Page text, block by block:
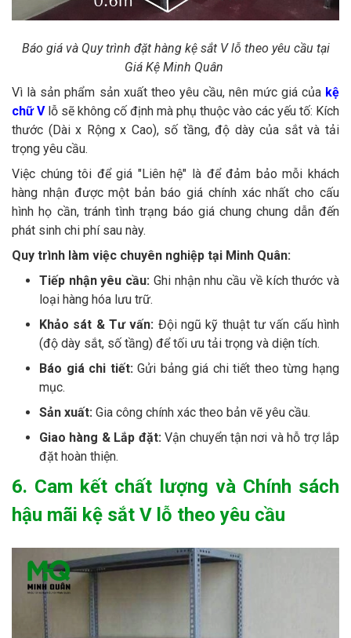
Báo giá và Quy trình đặt hàng kệ sắt V lỗ theo yêu cầu tại
Giá Kệ Minh Quân
Vì là sản phẩm sản xuất theo yêu cầu, nên mức giá của kệ
chữ Vlỗ sẽ không cố định mà phụ thuộc vào các yếu tố: Kích
thước (Dài x Rộng x Cao), số tầng, độ dày của sắt và tải
trọng yêu cầu.
Việc chúng tôi để giá "Liên hệ" là để đảm bảo mỗi khách
hàng nhận được một bản báo giá chính xác nhất cho cấu
hình họ cần, tránh tình trạng báo giá chung chung dẫn đến
phát sinh chi phí sau này.
Quy trình làm việc chuyên nghiệp tại Minh Quân:
Tiếp nhận yêu cầu: Ghi nhận nhu cầu về kích thước và
loại hàng hóa lưu trữ.
Khảo sát & Tư vấn: Đội ngũ kỹ thuật tư vấn cấu hình
(độ dày sắt, số tầng) để tối ưu tải trọng và diện tích.
Báo giá chi tiết: Gửi bảng giá chi tiết theo từng hạng
mục.
Sản xuất: Gia công chính xác theo bản vẽ yêu cầu.
Giao hàng & Lắp đặt:Vận chuyển tận nơi và hỗ trợ lắp
đặt hoàn thiện.
6. Cam kết chất lượng và Chính sách
hậu mãi kệ sắt V lỗ theo yêu cầu